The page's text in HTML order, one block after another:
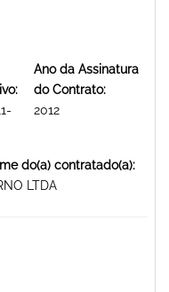
Ano da Assinatura
do Contrato:
2012
do(a) contratado(a):
LTDA